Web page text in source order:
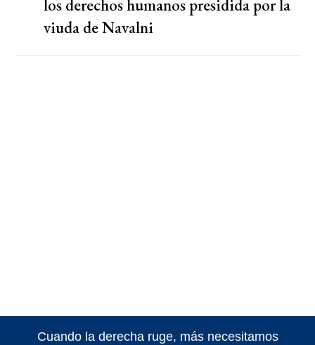
los derechos humanos presidida por la
viuda de Navalni
Cuando la derecha ruge, más necesitamos